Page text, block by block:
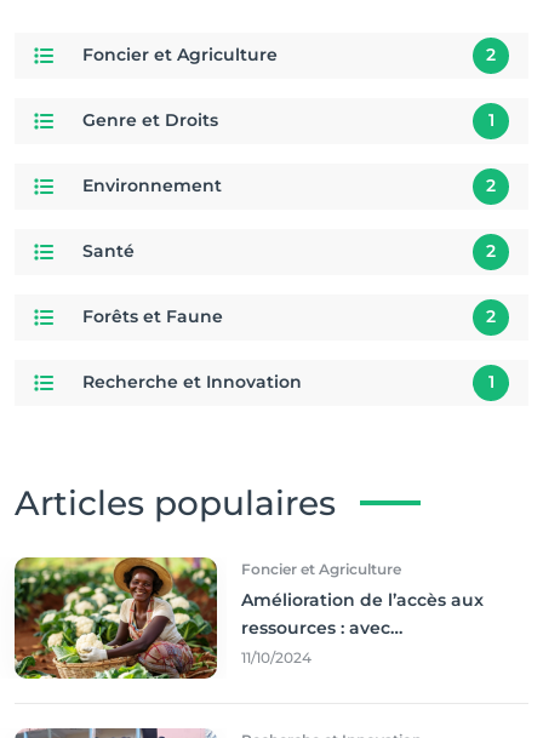
Foncier et Agriculture 2
Genre et Droits 1
Environnement 2
Santé 2
Forêts et Faune 2
Recherche et Innovation 1
Articles populaires
Foncier et Agriculture
Amélioration de l’accès aux
ressources : avec
l'incontournable ’agriculture
11/10/2024